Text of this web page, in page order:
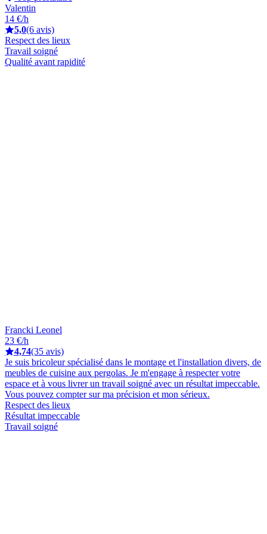
Valentin
14 €/h
5,0(6 avis)
Respect des lieux
Travail soigné
Qualité avant rapidité
Francki Leonel
23 €/h
4,74(35 avis)
Je suis bricoleur spécialisé dans le montage et l'installation divers, de
meubles de cuisine aux pergolas. Je m'engage à respecter votre
espace et à vous livrer un travail soigné avec un résultat impeccable.
Vous pouvez compter sur ma précision et mon sérieux.
Respect des lieux
Résultat impeccable
Travail soigné